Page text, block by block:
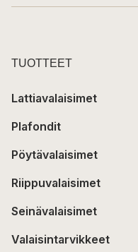
TUOTTEET
Lattiavalaisimet
Plafondit
Pöytävalaisimet
Riippuvalaisimet
Seinävalaisimet
Valaisintarvikkeet